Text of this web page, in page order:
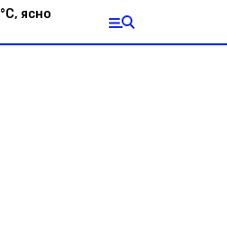
°С, ясно